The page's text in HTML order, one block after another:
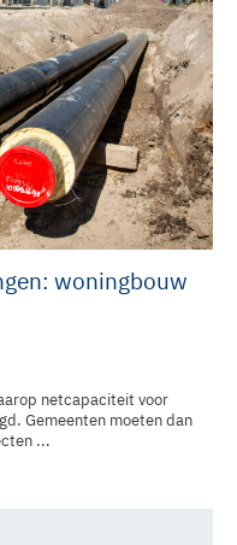
woningbouw
netcapaciteit voor
Gemeenten moeten dan
...